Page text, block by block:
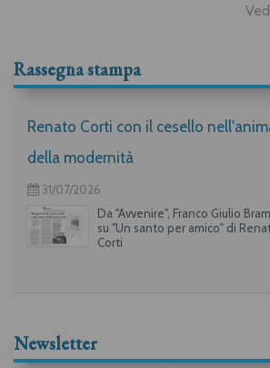
Rassegna stampa
Renato Corti con il cesello
della modernità
31/07/2026
Da "Avvenire", Franco Giulio
su "Un santo per amico" di
Corti
Newsletter